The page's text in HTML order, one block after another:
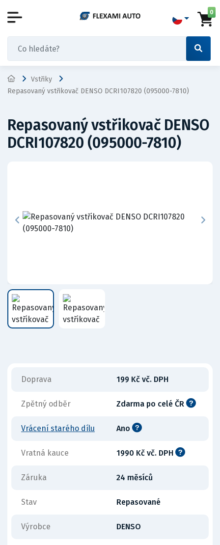
0
Vstřiky
Repasovaný vstřikovač DENSO DCRI107820 (095000-7810)
Repasovaný vstřikovač DENSO
DCRI107820 (095000-7810)
Doprava 199 Kč vč. DPH
Zpětný odběr Zdarma po celé ČR
Vrácení starého dílu Ano
Vratná kauce 1990 Kč vč. DPH
Záruka 24 měsíců
Stav Repasované
Výrobce DENSO